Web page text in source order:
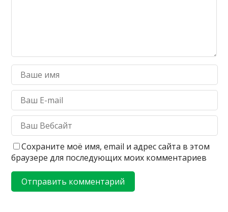
Сохраните моё имя, email и адрес сайта в этом
браузере для последующих моих комментариев